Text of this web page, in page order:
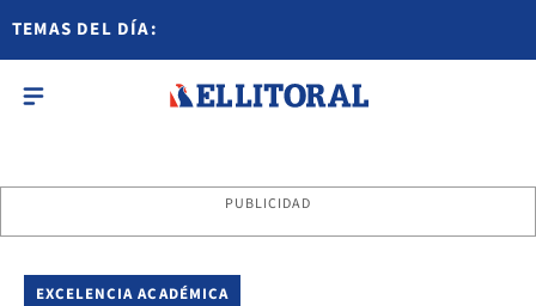
TEMAS DEL DÍA:
PUBLICIDAD
EXCELENCIA ACADÉMICA